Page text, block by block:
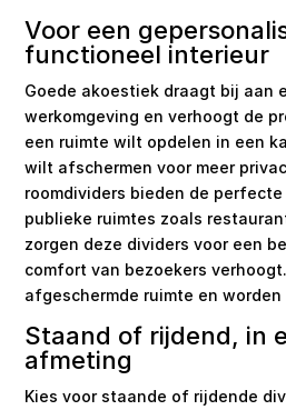
Voor een
functioneel interieur
Goede akoestiek draagt bij aan
werkomgeving en verhoogt de
een ruimte wilt opdelen in een
wilt afschermen voor meer
roomdividers bieden de
publieke ruimtes zoals
zorgen deze dividers voor een
comfort van bezoekers
afgeschermde ruimte en
Staand of rijdend, in
afmeting
Kies voor staande of rijdende